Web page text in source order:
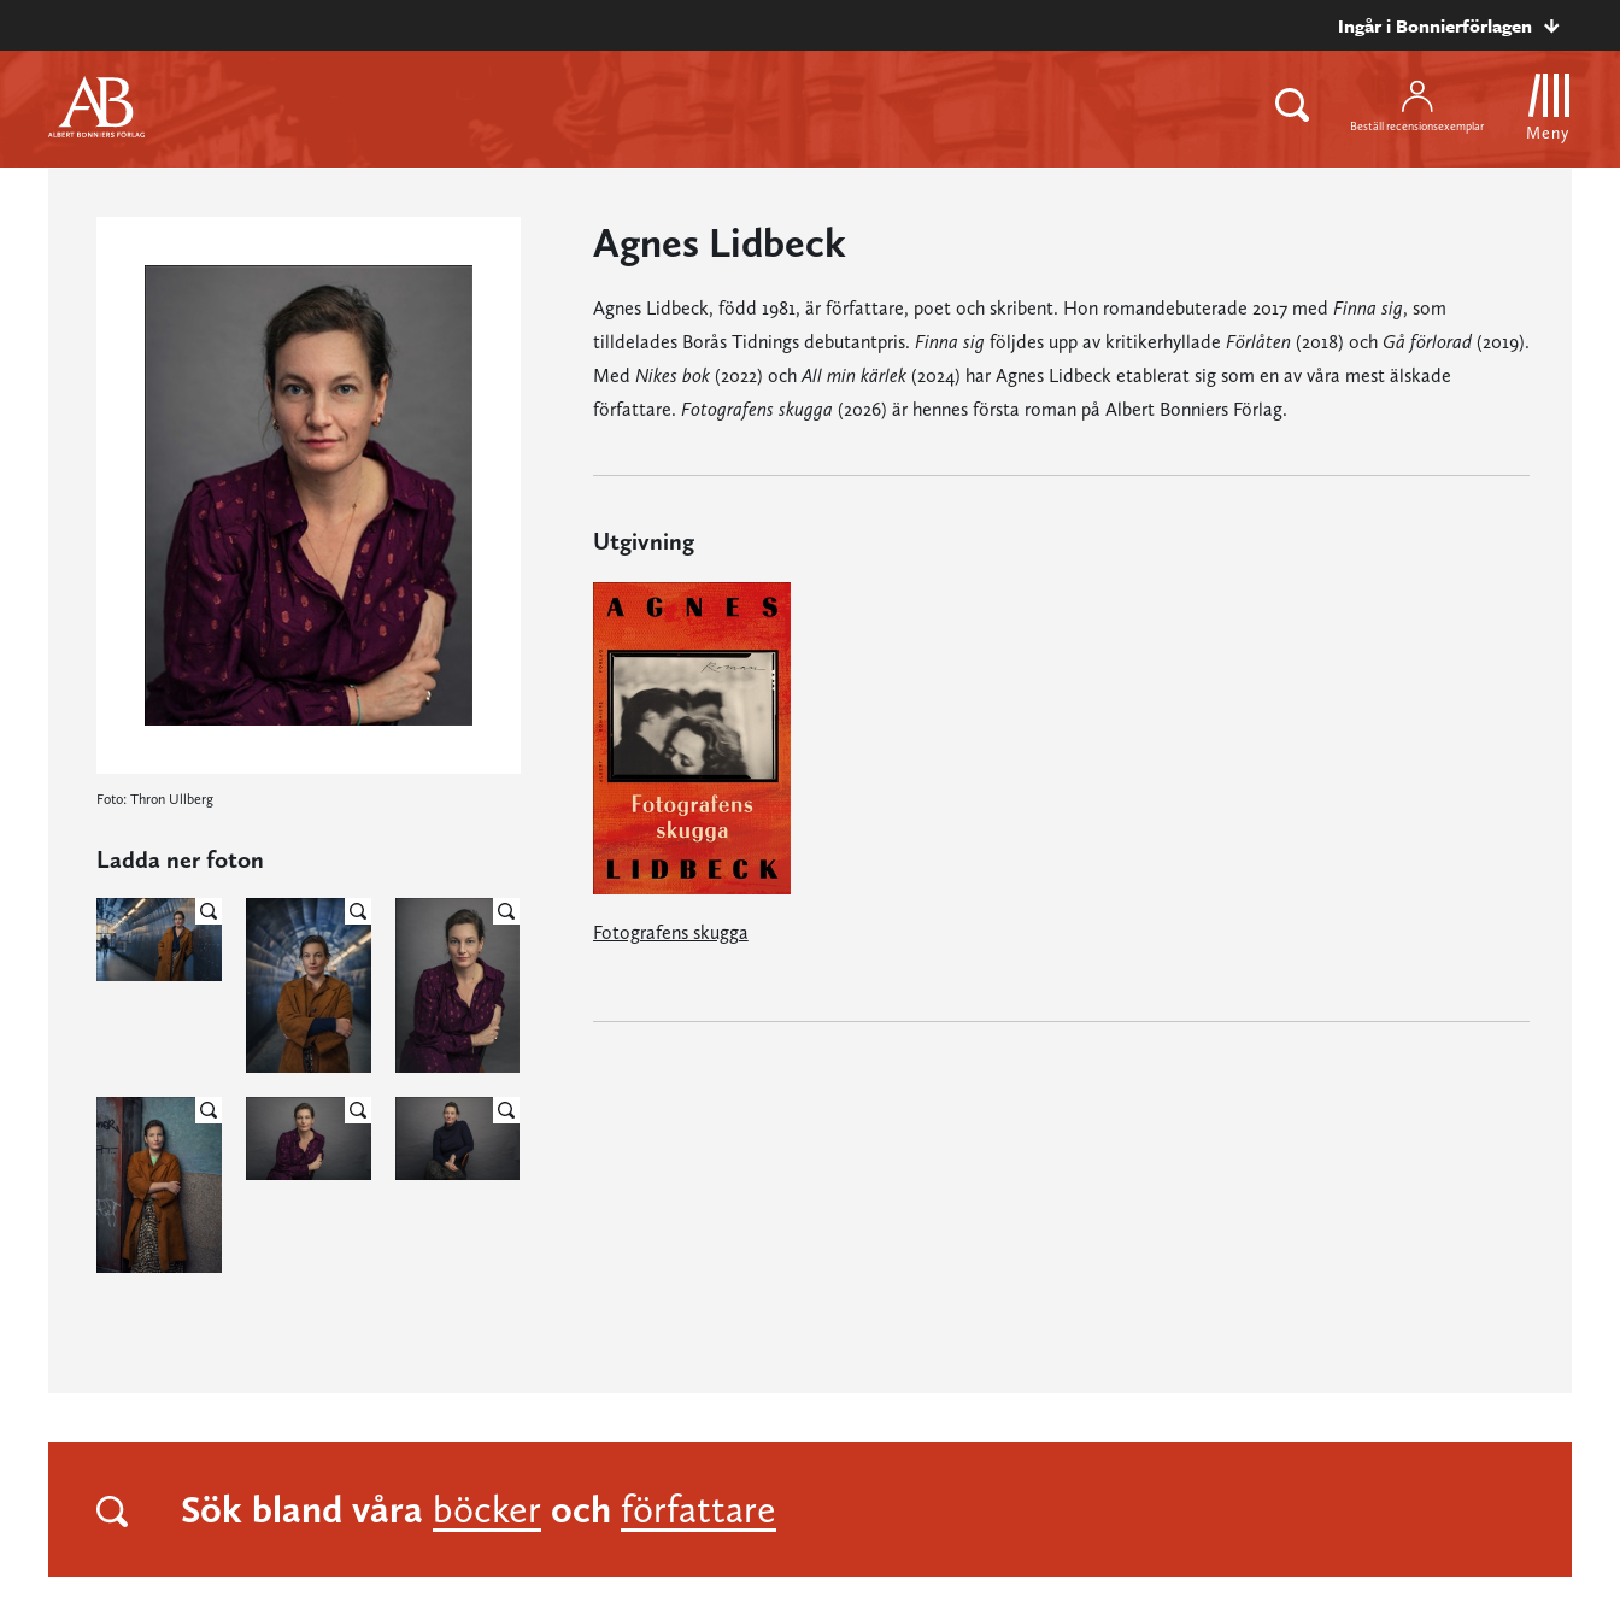
Ingår i Bonnierförlagen
Beställ recensionsexemplar Meny
Foto: Thron Ullberg
Ladda ner foton
Agnes Lidbeck
Agnes Lidbeck, född 1981, är författare, poet och skribent. Hon romandebuterade 2017 med Finna sig, som
tilldelades Borås Tidnings debutantpris. Finna sig följdes upp av kritikerhyllade Förlåten(2018) och Gå förlorad(2019).
Med Nikes bok(2022) ochAll min kärlek(2024) har Agnes Lidbeck etablerat sig som en av våra mest älskade
författare. Fotografens skugga (2026) är hennes första roman på Albert Bonniers Förlag.
Utgivning
Fotografens skugga
Sök bland våra böcker och författare